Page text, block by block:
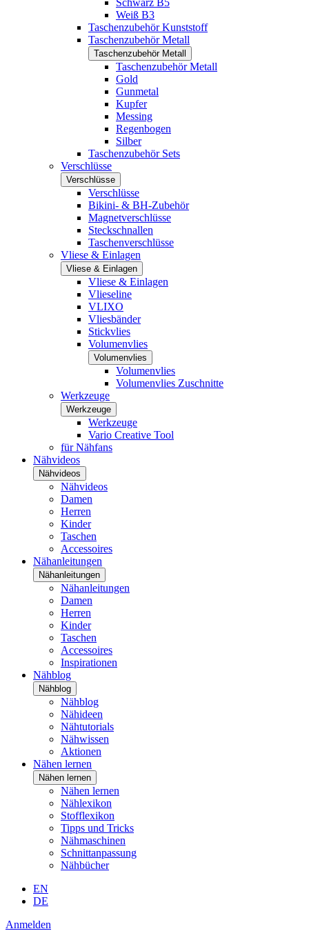
Schwarz B5
Weiß B3
Taschenzubehör Kunststoff
Taschenzubehör Metall
Taschenzubehör Metall
Taschenzubehör Metall
Gold
Gunmetal
Kupfer
Messing
Regenbogen
Silber
Taschenzubehör Sets
Verschlüsse
Verschlüsse
Verschlüsse
Bikini- & BH-Zubehör
Magnetverschlüsse
Steckschnallen
Taschenverschlüsse
Vliese & Einlagen
Vliese & Einlagen
Vliese & Einlagen
Vlieseline
VLIXO
Vliesbänder
Stickvlies
Volumenvlies
Volumenvlies
Volumenvlies
Volumenvlies Zuschnitte
Werkzeuge
Werkzeuge
Werkzeuge
Vario Creative Tool
für Nähfans
Nähvideos
Nähvideos
Nähvideos
Damen
Herren
Kinder
Taschen
Accessoires
Nähanleitungen
Nähanleitungen
Nähanleitungen
Damen
Herren
Kinder
Taschen
Accessoires
Inspirationen
Nähblog
Nähblog
Nähblog
Nähideen
Nähtutorials
Nähwissen
Aktionen
Nähen lernen
Nähen lernen
Nähen lernen
Nählexikon
Stofflexikon
Tipps und Tricks
Nähmaschinen
Schnittanpassung
Nähbücher
EN
DE
Anmelden